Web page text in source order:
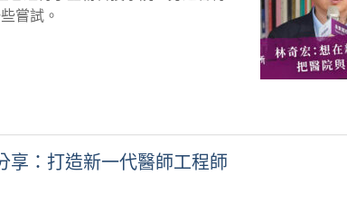
嘗試。
享：打造新一代醫師工程師